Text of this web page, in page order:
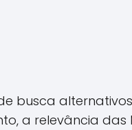
busca
a relevância das